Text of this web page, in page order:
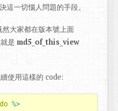
這一切惱人問題的手段。
大家都在版本號上面
是 md5_of_this_view
使用這樣的 code:
do %>